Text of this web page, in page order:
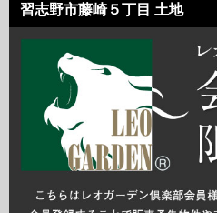
習志野市藤崎５丁目 土地